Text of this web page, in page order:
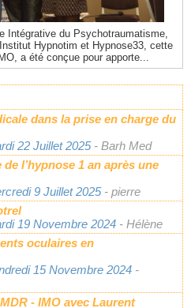
Intégrative du Psychotraumatisme,
Hypnotim et Hypnose33, cette
a été conçue pour apporte...
dans la prise en charge du
22 Juillet 2025 - Barh Med
l’hypnose 1 an après une
9 Juillet 2025 - pierre
19 Novembre 2024 - Hélène
oculaires en
15 Novembre 2024 -
- IMO avec Laurent